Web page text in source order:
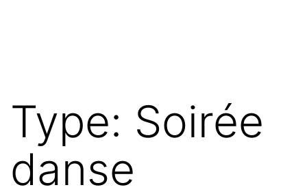
Type: Soirée
danse